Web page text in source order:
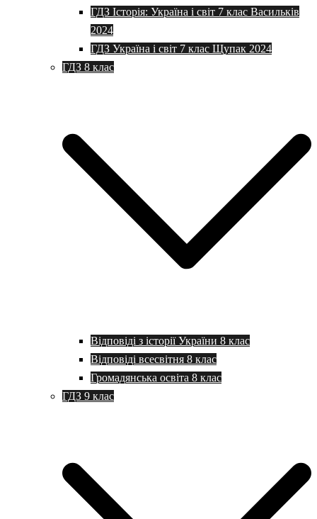
ГДЗ Історія: Україна і світ 7 клас Васильків
2024
ГДЗ Україна і світ 7 клас Щупак 2024
ГДЗ 8 клас
Відповіді з історії України 8 клас
Відповіді всесвітня 8 клас
Громадянська освіта 8 клас
ГДЗ 9 клас